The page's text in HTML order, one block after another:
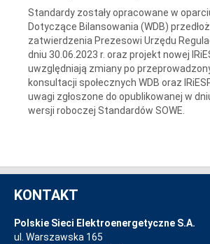
Standardy zostały opracowane w
Dotyczące Bilansowania (WDB)
zatwierdzenia Prezesowi Urzędu
dniu 30.06.2023 r. oraz projekt nowej
uwzględniają zmiany po
konsultacji społecznych WDB oraz
uwagi zgłoszone do opublikowanej w
wersji roboczej Standardów SOWE.
KONTAKT
Polskie Sieci Elektroenergetyczne S.A.
ul. Warszawska 165